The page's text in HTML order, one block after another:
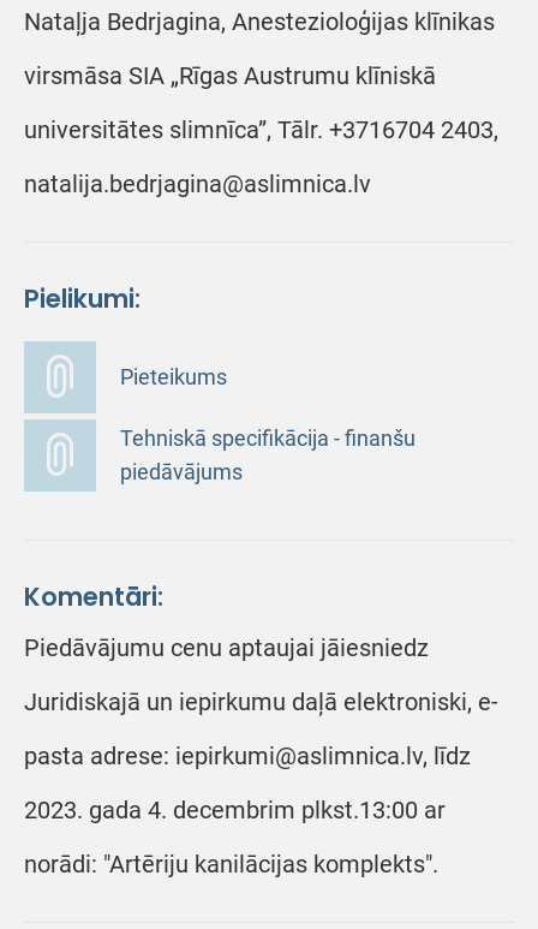
Nataļja Bedrjagina, Anestezioloģijas klīnikas
virsmāsa SIA „Rīgas Austrumu klīniskā
universitātes slimnīca”, Tālr. +3716704 2403,
natalija.bedrjagina@aslimnica.lv
Pielikumi:
Pieteikums
Tehniskā specifikācija - finanšu
piedāvājums
Komentāri:
Piedāvājumu cenu aptaujai jāiesniedz
Juridiskajā un iepirkumu daļā elektroniski, e-
pasta adrese: iepirkumi@aslimnica.lv, līdz
2023. gada 4. decembrim plkst.13:00 ar
norādi: "Artēriju kanilācijas komplekts".